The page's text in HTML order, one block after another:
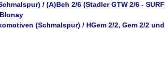
/ (A)Beh 2/6 (Stadler GTW 2/6 -
(Schmalspur) / HGem 2/2, Gem 2/2